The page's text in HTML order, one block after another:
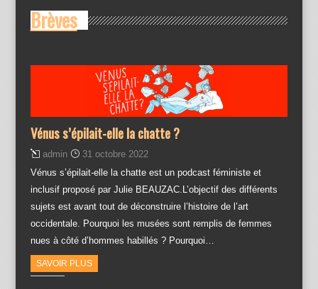
Brèves
Vénus s’épilait-elle la chatte ?
admin
31 octobre 2022
Vénus s’épilait-elle la chatte est un podcast féministe et
inclusif proposé par Julie BEAUZAC.L’objectif des différents
sujets est avant tout de déconstruire l’histoire de l’art
occidentale. Pourquoi les musées sont remplis de femmes
nues à côté d’hommes habillés ? Pourquoi…
SAVOIR PLUS